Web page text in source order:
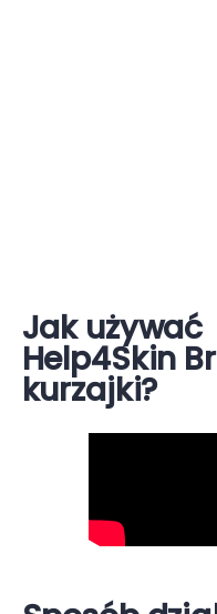
Jak używać
Help4Skin
kurzajki?